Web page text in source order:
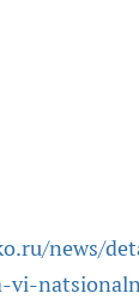
news/
vi-